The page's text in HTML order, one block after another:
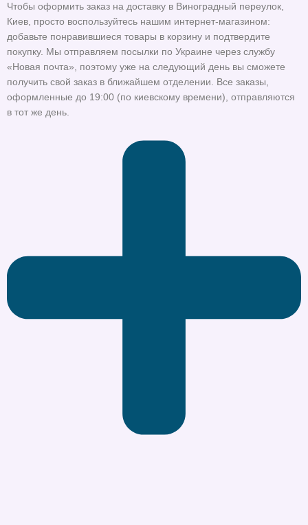
Чтобы оформить заказ на доставку в Виноградный переулок,
Киев, просто воспользуйтесь нашим интернет-магазином:
добавьте понравившиеся товары в корзину и подтвердите
покупку. Мы отправляем посылки по Украине через службу
«Новая почта», поэтому уже на следующий день вы сможете
получить свой заказ в ближайшем отделении. Все заказы,
оформленные до 19:00 (по киевскому времени), отправляются
в тот же день.